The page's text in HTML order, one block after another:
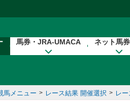
馬券・JRA-UMACA ネット馬
馬メニュー > レース結果 開催選択 > レ